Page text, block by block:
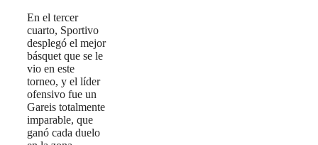
En el tercer
cuarto, Sportivo
desplegó el mejor
básquet que se le
vio en este
torneo, y el líder
ofensivo fue un
Gareis totalmente
imparable, que
ganó cada duelo